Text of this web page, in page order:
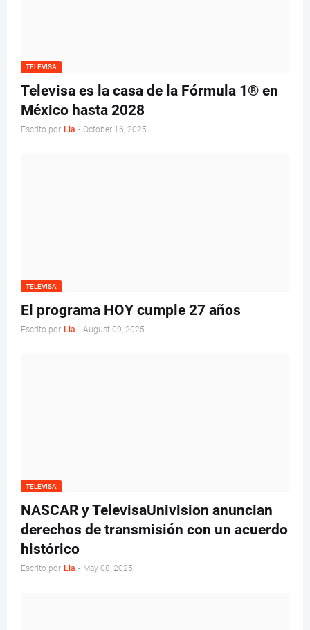
TELEVISA
Televisa es la casa de la Fórmula 1® en
México hasta 2028
Escrito por Lia - October 16, 2025
TELEVISA
El programa HOY cumple 27 años
Escrito por Lia - August 09, 2025
TELEVISA
NASCAR y TelevisaUnivision anuncian
derechos de transmisión con un acuerdo
histórico
Escrito por Lia - May 08, 2025